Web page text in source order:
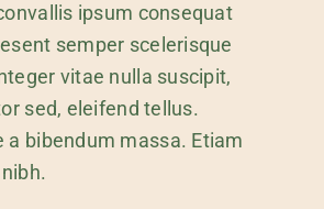
ipsum consequat
semper scelerisque
vitae nulla suscipit,
sed, eleifend tellus.
a bibendum massa. Etiam